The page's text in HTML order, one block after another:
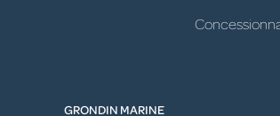
GRONDIN MARINE